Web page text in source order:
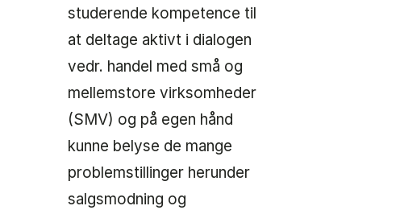
studerende kompetence til
at deltage aktivt i dialogen
vedr. handel med små og
mellemstore virksomheder
(SMV) og på egen hånd
kunne belyse de mange
problemstillinger herunder
salgsmodning og